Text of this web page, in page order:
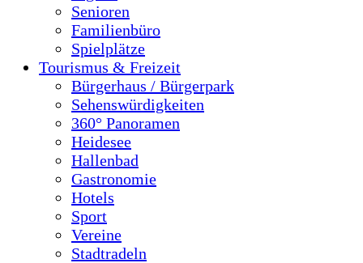
Senioren
Familienbüro
Spielplätze
Tourismus & Freizeit
Bürgerhaus / Bürgerpark
Sehenswürdigkeiten
360° Panoramen
Heidesee
Hallenbad
Gastronomie
Hotels
Sport
Vereine
Stadtradeln